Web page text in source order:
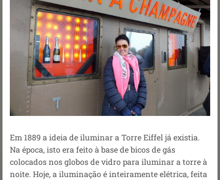
Em 1889 a ideia de iluminar a Torre Eiffel já existia.
Na época, isto era feito à base de bicos de gás
colocados nos globos de vidro para iluminar a torre à
noite. Hoje, a iluminação é inteiramente elétrica, feita